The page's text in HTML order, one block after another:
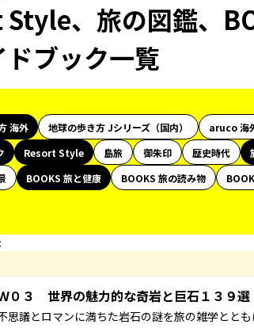
、旅の図鑑、
ブック一覧
海外 地球の歩き方 Jシリーズ（国内） aruco 海
Resort Style 島旅 御朱印 歴史時代
BOOKS 旅と健康 BOOKS 旅の読み物
０３ 世界の魅力的な奇岩と巨石１３９選
思議とロマンに満ちた岩石の謎を旅の雑学とと